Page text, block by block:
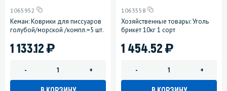
1065952
Кеман: Коврики для писсуаров
голубой/морской /компл.=5 шт.
1 133.12)
- +
1063558
Хозяйственные товары: Уголь
брикет 10кг 1 сорт
1 454.52)
- +